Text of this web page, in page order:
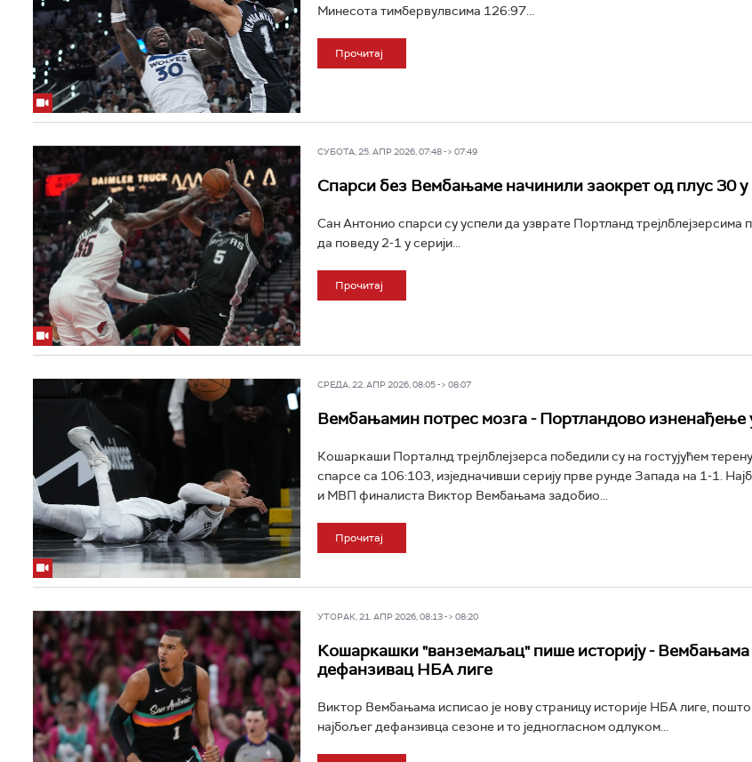
Минесота тимбервулвсима 126:97...
Прочитај
СУБОТА, 25. АПР 2026, 07:48 -> 07:49
Спарси без Вембањаме начинили заокрет од плус 30
Сан Антонио спарси су успели да узврате Портланд
да поведу 2-1 у серији...
Прочитај
СРЕДА, 22. АПР 2026, 08:05 -> 08:07
Вембањамин потрес мозга - Портландово изненађење
Кошаркаши Порталнд трејлблејзерса победили су на гостујућем
спарсе са 106:103, изједначивши серију прве рунде Запада на 1-1.
и МВП финалиста Виктор Вембањама задобио...
Прочитај
УТОРАК, 21. АПР 2026, 08:13 -> 08:20
Кошаркашки "ванземаљац" пише историју - Вембањама
дефанзивац НБА лиге
Виктор Вембањама исписао је нову страницу историје НБА лиге, пошто
најбољег дефанзивца сезоне и то једногласном одлуком...